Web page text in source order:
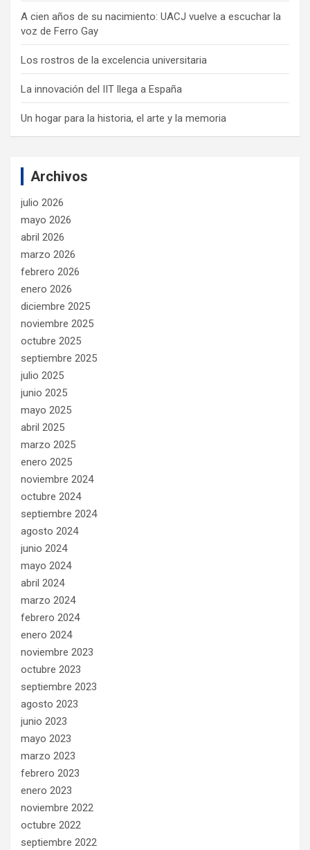
A cien años de su nacimiento: UACJ vuelve a escuchar la
voz de Ferro Gay
Los rostros de la excelencia universitaria
La innovación del IIT llega a España
Un hogar para la historia, el arte y la memoria
Archivos
julio 2026
mayo 2026
abril 2026
marzo 2026
febrero 2026
enero 2026
diciembre 2025
noviembre 2025
octubre 2025
septiembre 2025
julio 2025
junio 2025
mayo 2025
abril 2025
marzo 2025
enero 2025
noviembre 2024
octubre 2024
septiembre 2024
agosto 2024
junio 2024
mayo 2024
abril 2024
marzo 2024
febrero 2024
enero 2024
noviembre 2023
octubre 2023
septiembre 2023
agosto 2023
junio 2023
mayo 2023
marzo 2023
febrero 2023
enero 2023
noviembre 2022
octubre 2022
septiembre 2022